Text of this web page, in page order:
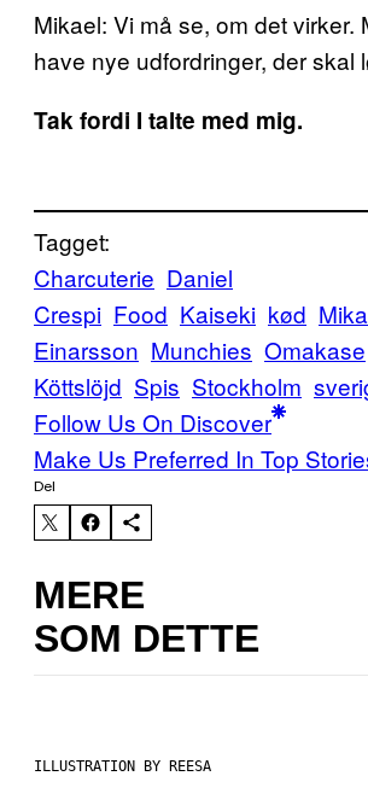
Mikael: Vi må se, om det virker.
have nye udfordringer, der skal
Tak fordi I talte med mig.
Tagget:
Charcuterie Daniel
Crespi Food Kaiseki kød
Einarsson Munchies Omakase
Köttslöjd Spis Stockholm
Follow Us On Discover
Make Us Preferred In Top
Del
MERE
SOM DETTE
ILLUSTRATION BY REESA